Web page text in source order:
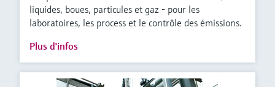
liquides, boues, particules et gaz - pour les
laboratoires, les process et le contrôle des émissions.
Plus d'infos